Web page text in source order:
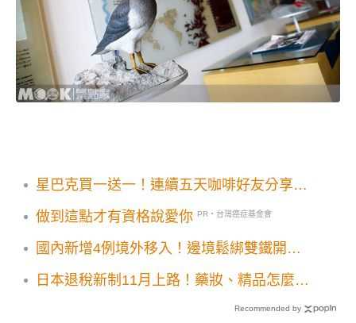
星巴克買一送一！連續五天咖啡好友分享券
做到這點才有資格說愛你 PR・台灣癌症基金會
國內新增4例境外移入！邊境鬆綁雙鐵開放
日本退稅新制11月上路！藥妝、精品怎麼
Recommended by